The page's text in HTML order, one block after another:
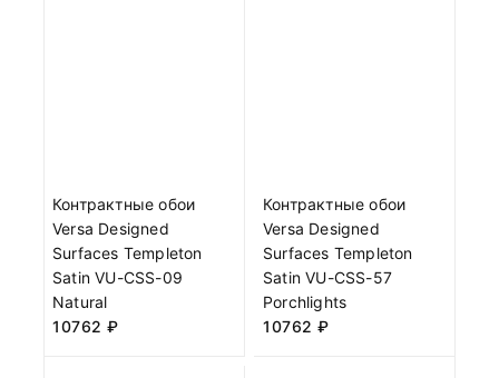
Контрактные обои
Versa Designed
Surfaces Templeton
Satin VU-CSS-09
Natural
10762 ₽
Контрактные обои
Versa Designed
Surfaces Templeton
Satin VU-CSS-57
Porchlights
10762 ₽